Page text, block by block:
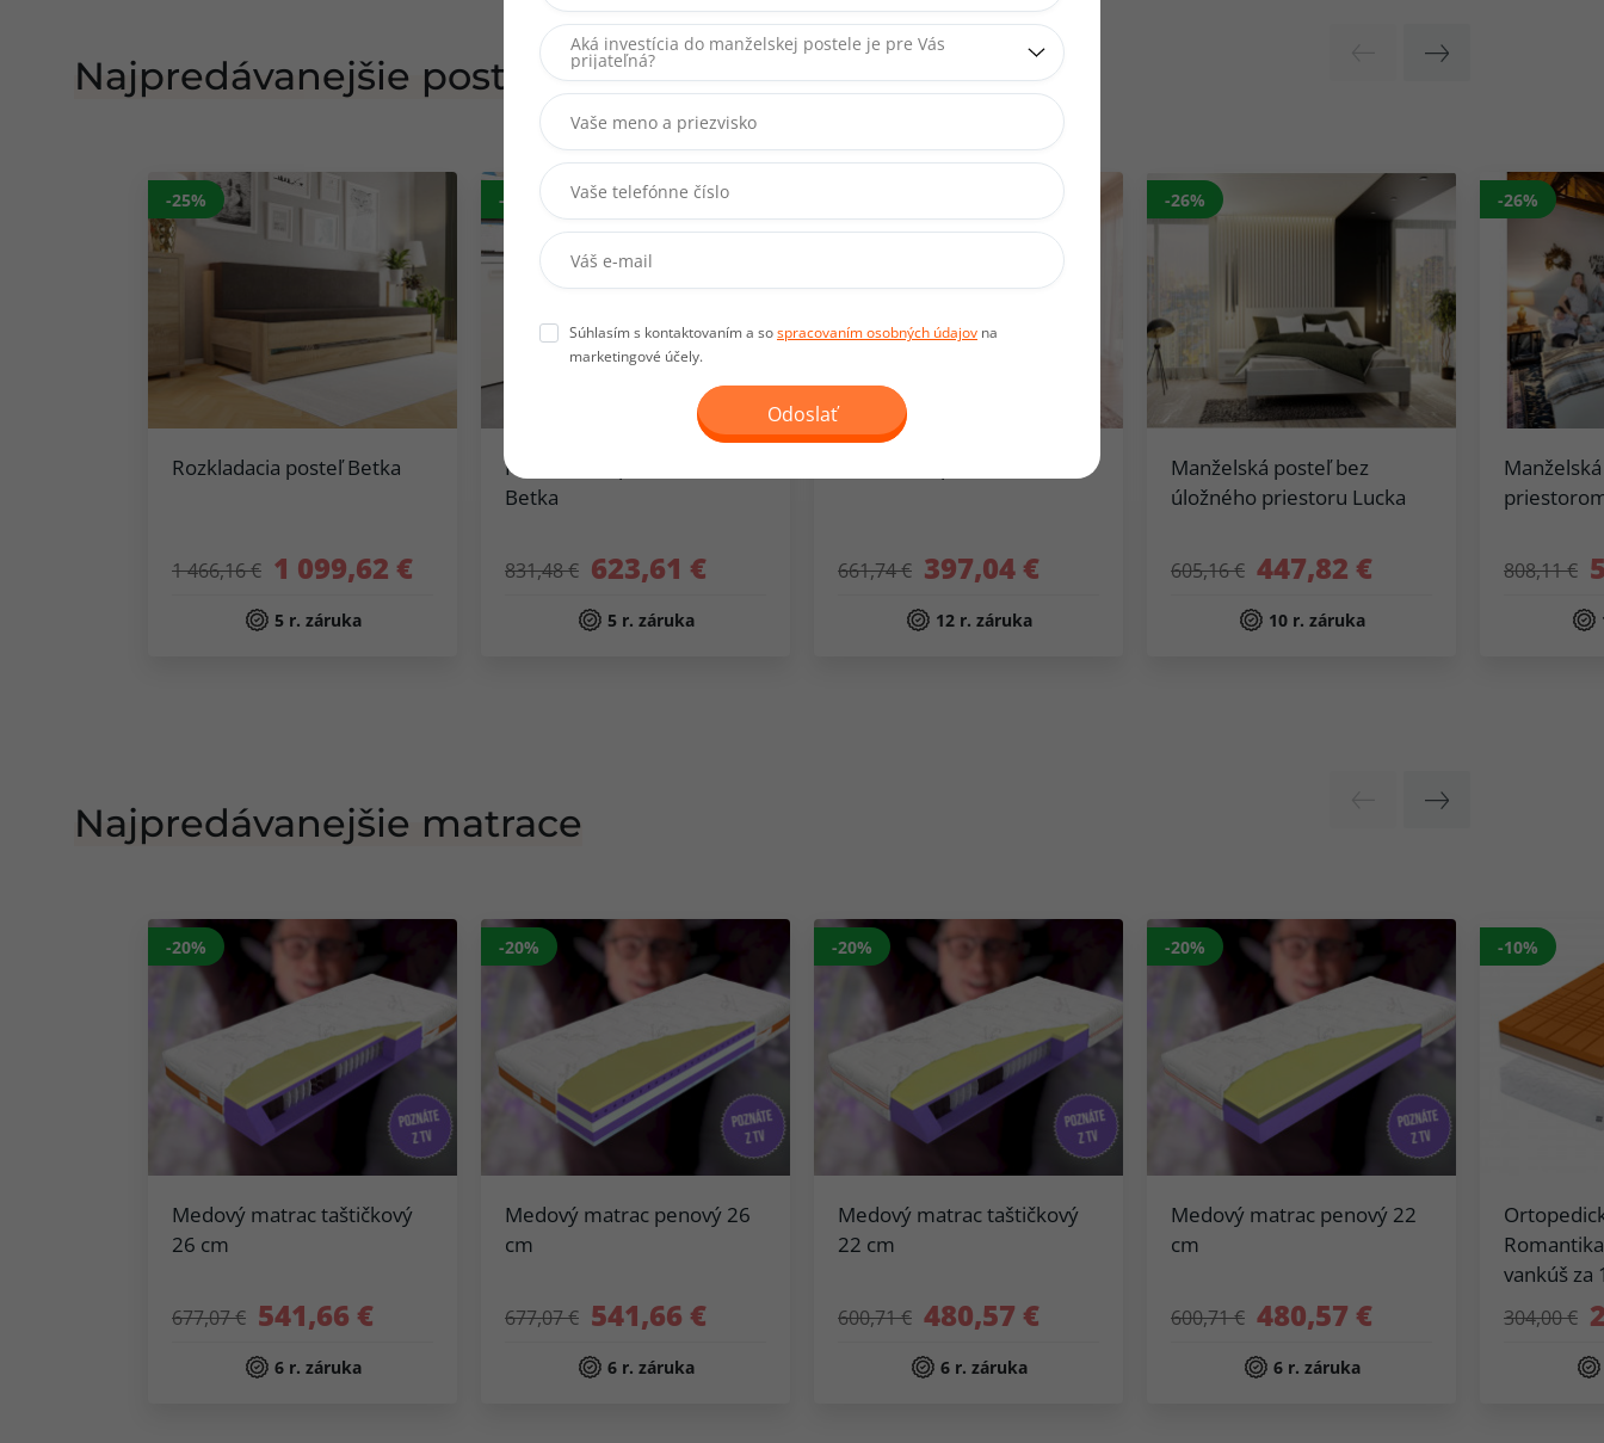
Najpredávanejšie postele
-25%
Rozkladacia posteľ Betka
1 466,16 € 1 099,62 €
5 r. záruka
-25%
Rozkladacia posteľ Mini
Betka
831,48 € 623,61 €
5 r. záruka
661,74 € 397,04 €
12 r. záruka
-26%
Manželská posteľ bez
úložného priestoru Lucka
605,16 € 447,82 €
10 r. záruka
-26%
808,11 €
Najpredávanejšie matrace
-20%
Medový matrac taštičkový
26 cm
677,07 € 541,66 €
6 r. záruka
-20%
Medový matrac penový 26
cm
677,07 € 541,66 €
6 r. záruka
-20%
Medový matrac taštičkový
22 cm
600,71 € 480,57 €
6 r. záruka
-20%
Medový matrac penový 22
cm
600,71 € 480,57 €
6 r. záruka
-10%
vankúš za
304,00 €
Súhlasím s kontaktovaním a sospracovaním osobných údajov na
marketingové účely.
Odoslať